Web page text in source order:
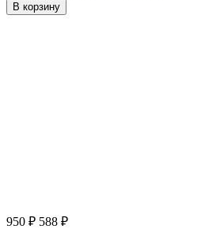
В корзину
950 ₽ 588 ₽